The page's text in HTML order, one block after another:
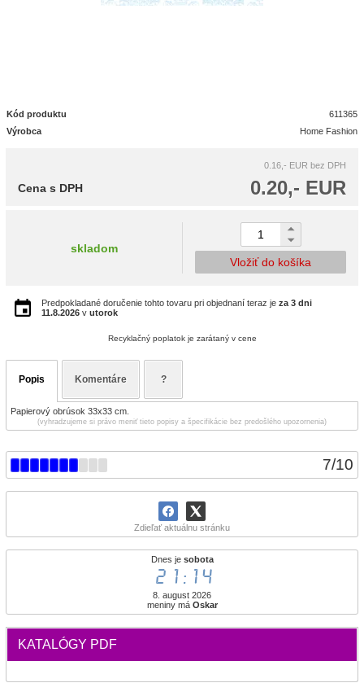
7/10
Zdieľať aktuálnu stránku
Dnes je sobota
21:14
8. august 2026
meniny má Oskar
KATALÓGY PDF
Kód produktu
611365
Výrobca
Home Fashion
0.16,- EUR bez DPH
0.20,- EUR
Cena s DPH
skladom
Vložiť do košíka
Predpokladané doručenie tohto tovaru pri objednaní teraz je za 3 dni
11.8.2026 v utorok
Recyklačný poplatok je zarátaný v cene
Popis Komentáre ?
Papierový obrúsok 33x33 cm.
(vyhradzujeme si právo meniť tieto popisy a špecifikácie bez predošlého upozornenia)